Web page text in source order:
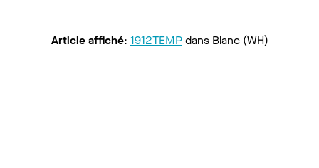
Article affiché: 1912TEMP dans Blanc (WH)